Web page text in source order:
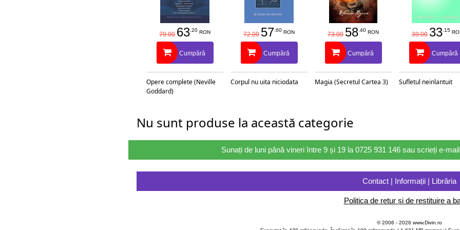
79.00 63 .20 RON
Cumpără
Opere complete (Neville
Goddard)
72.00 57 .60 RON
Cumpără
Corpul nu uita niciodata
73.00 58 .40 RON
Cumpără
Magia (Secretul Cartea 3)
39.00 33 .15
Cumpără
Sufletul neinlantuit
Nu sunt produse la această categorie
Sunați de luni până vineri între 9 și 19 la 0725 931 146 sau scrieți e-
Contact | Informații | Librăria
Politica de retur și de restituire a
© 2006 - 2026 www.Divin.ro